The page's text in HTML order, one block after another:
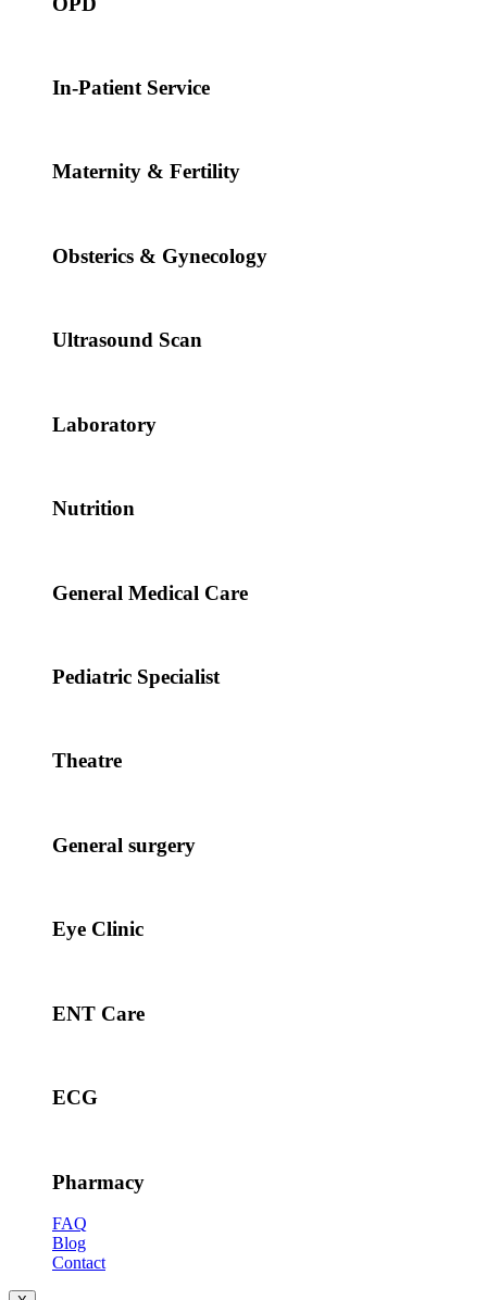
In-Patient Service
Maternity & Fertility
Obsterics & Gynecology
Ultrasound Scan
Laboratory
Nutrition
General Medical Care
Pediatric Specialist
Theatre
General surgery
Eye Clinic
ENT Care
ECG
Pharmacy
FAQ
Blog
Contact